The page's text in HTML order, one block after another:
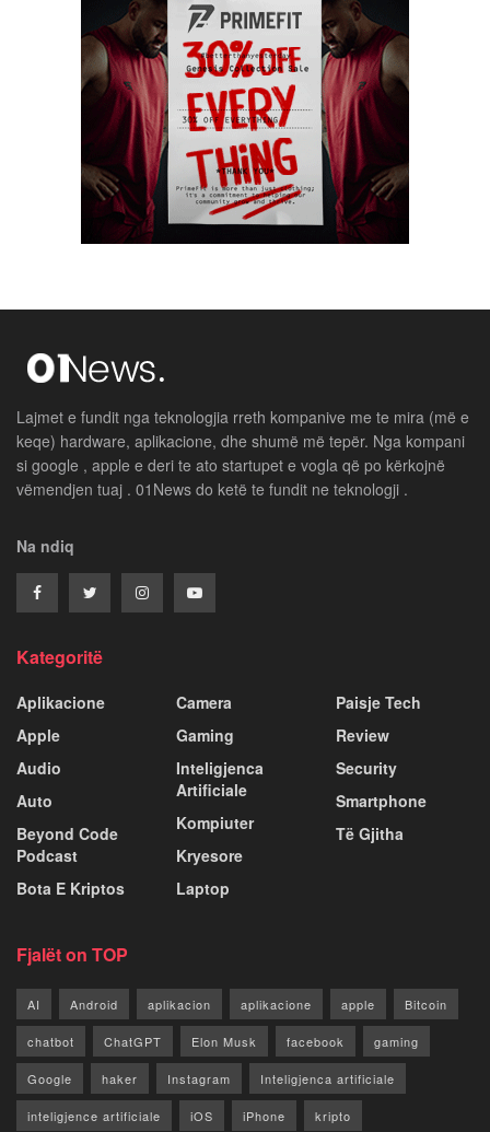
Lajmet e fundit nga teknologjia rreth kompanive me te mira (më e
keqe) hardware, aplikacione, dhe shumë më tepër. Nga kompani
si google , apple e deri te ato startupet e vogla që po kërkojnë
vëmendjen tuaj . 01News do ketë te fundit ne teknologji .
Na ndiq
Kategoritë
Aplikacione
Apple
Audio
Auto
Beyond Code
Podcast
Bota E Kriptos
Camera
Gaming
Inteligjenca
Artificiale
Kompiuter
Kryesore
Laptop
Paisje Tech
Review
Security
Smartphone
Të Gjitha
Fjalët on TOP
AI Android aplikacion aplikacione apple Bitcoin
chatbot ChatGPT Elon Musk facebook gaming
Google haker Instagram Inteligjenca artificiale
inteligjence artificiale iOS iPhone kripto